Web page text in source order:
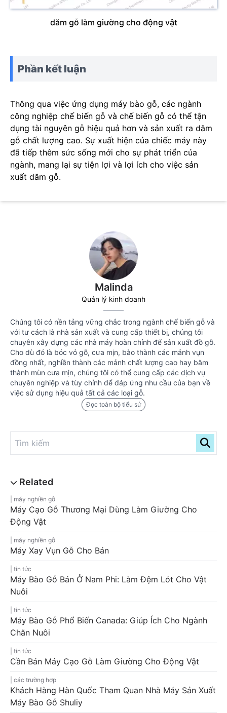
Malinda
Quản lý kinh doanh
Chúng tôi có nền tảng vững chắc trong ngành chế biến gỗ và
với tư cách là nhà sản xuất và cung cấp thiết bị, chúng tôi
chuyên xây dựng các nhà máy hoàn chỉnh để sản xuất đồ gỗ.
Cho dù đó là bóc vỏ gỗ, cưa mịn, bào thành các mảnh vụn
đồng nhất, nghiền thành các mảnh chất lượng cao hay băm
thành mùn cưa mịn, chúng tôi có thể cung cấp các dịch vụ
chuyên nghiệp và tùy chỉnh để đáp ứng nhu cầu của bạn về
việc sử dụng hiệu quả tất cả các loại gỗ.
Đọc toàn bộ tiểu sử
máy nghiền gỗ
Máy Cạo Gỗ Thương Mại Dùng Làm Giường Cho
Động Vật
máy nghiền gỗ
Máy Xay Vụn Gỗ Cho Bán
tin tức
Máy Bào Gỗ Bán Ở Nam Phi: Làm Đệm Lót Cho Vật
Nuôi
tin tức
Máy Bào Gỗ Phổ Biến Canada: Giúp Ích Cho Ngành
Chăn Nuôi
tin tức
Cần Bán Máy Cạo Gỗ Làm Giường Cho Động Vật
các trường hợp
Khách Hàng Hàn Quốc Tham Quan Nhà Máy Sản Xuất
Máy Bào Gỗ Shuliy
dăm gỗ làm giường cho động vật
Phần kết luận
Thông qua việc ứng dụng máy bào gỗ, các ngành
công nghiệp chế biến gỗ và chế biến gỗ có thể tận
dụng tài nguyên gỗ hiệu quả hơn và sản xuất ra dăm
gỗ chất lượng cao. Sự xuất hiện của chiếc máy này
đã tiếp thêm sức sống mới cho sự phát triển của
ngành, mang lại sự tiện lợi và lợi ích cho việc sản
xuất dăm gỗ.